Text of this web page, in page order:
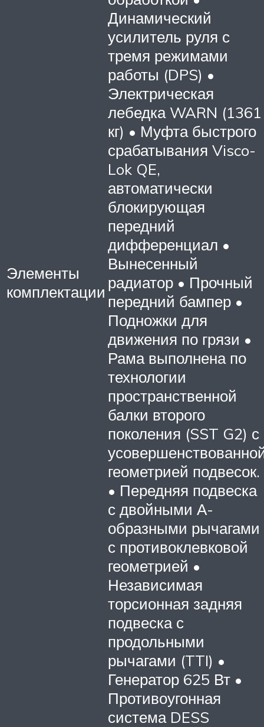
Элементы
комплектации
Динамический
усилитель руля с
тремя режимами
работы (DPS) •
Электрическая
лебедка WARN (1361
кг) • Муфта быстрого
срабатывания Visco-
Lok QE,
автоматически
блокирующая
передний
дифференциал •
Вынесенный
радиатор • Прочный
передний бампер •
Подножки для
движения по грязи •
Рама выполнена по
технологии
пространственной
балки второго
поколения (SST G2) с
геометрией подвесок.
• Передняя подвеска
с двойными А-
образными рычагами
с противоклевковой
геометрией •
Независимая
торсионная задняя
подвеска с
продольными
рычагами (TTI) •
Генератор 625 Вт •
Противоугонная
система DESS